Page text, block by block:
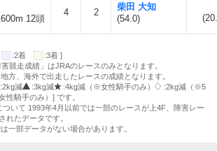
12頭
4 2
柴田 大知
(54.0)
:2着
:3着 ]
競走成績」はJRAのレースのみとなります。
方、海外で出走したレースの成績となります。
:2kg減 :3kg減 :4kg減（※女性騎手のみ）
:2kg減（※5
性騎手のみ）] です。
いて 1993年4月以前では一部のレースが上4F、障害レー
れたデータです。
一部データがない場合があります。